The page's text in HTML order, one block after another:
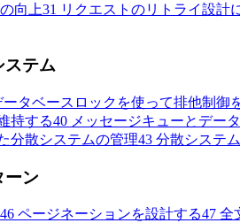
向上31 リクエストのリトライ設計
ステム
ータベースロックを使って排他制御
持する40 メッセージキューとデー
分散システムの管理43 分散システ
ーン
46 ページネーションを設計する47 全